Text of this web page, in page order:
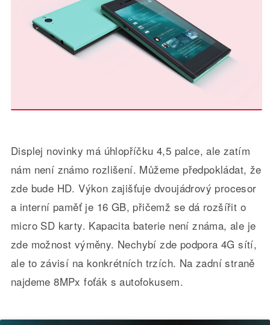
Displej novinky má úhlopříčku 4,5 palce, ale zatím
nám není známo rozlišení. Můžeme předpokládat, že
zde bude HD. Výkon zajišťuje dvoujádrový procesor
a interní paměť je 16 GB, přičemž se dá rozšířit o
micro SD karty. Kapacita baterie není známa, ale je
zde možnost výměny. Nechybí zde podpora 4G sítí,
ale to závisí na konkrétních trzích. Na zadní straně
najdeme 8MPx foťák s autofokusem.